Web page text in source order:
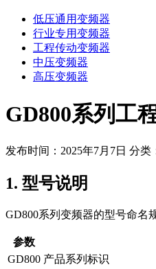
低压通用变频器
行业专用变频器
工程传动变频器
中压变频器
高压变频器
GD800系列工
发布时间：2025年7月7日 分类
1. 型号说明
GD800系列变频器的型号命名
参数
GD800 产品系列标识